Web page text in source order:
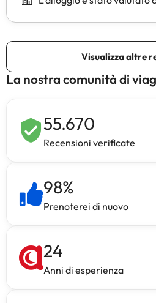
La nostra comunità di
55.670
Recensioni verificate
98%
Prenoterei di nuovo
24
Anni di esperienza